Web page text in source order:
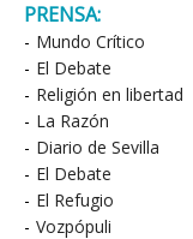
PRENSA:
- Mundo Crítico
- El Debate
- Religión en libertad
- La Razón
- Diario de Sevilla
- El Debate
- El Refugio
- Vozpópuli